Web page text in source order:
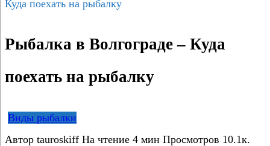
Куда поехать на рыбалку
Рыбалка в Волгограде – Куда
поехать на рыбалку
Виды рыбалки
Автор tauroskiff На чтение 4 мин Просмотров 10.1к.